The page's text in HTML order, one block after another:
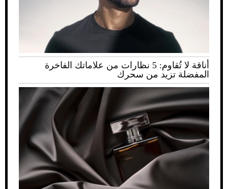
أناقة لا تُقاوم: 5 نظارات من علاماتك الفاخرة
المفضلة تزيد من سحرك